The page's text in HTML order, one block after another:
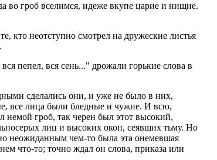
во гроб вселимся, идеже вкупе царие и нищие.
кто неотступно смотрел на дружеские листья
пепел, вся сень..." дрожали горькие слова в
сделались они, и уже не было в них,
все лица были бледные и чужие. И всю,
гроб, так черен был этот высокий,
лиц и высоких окон, сеявших тьму. Но
неожиданным чем-то была эта онемевшая
что-то; точно ждал он слова, приказа или